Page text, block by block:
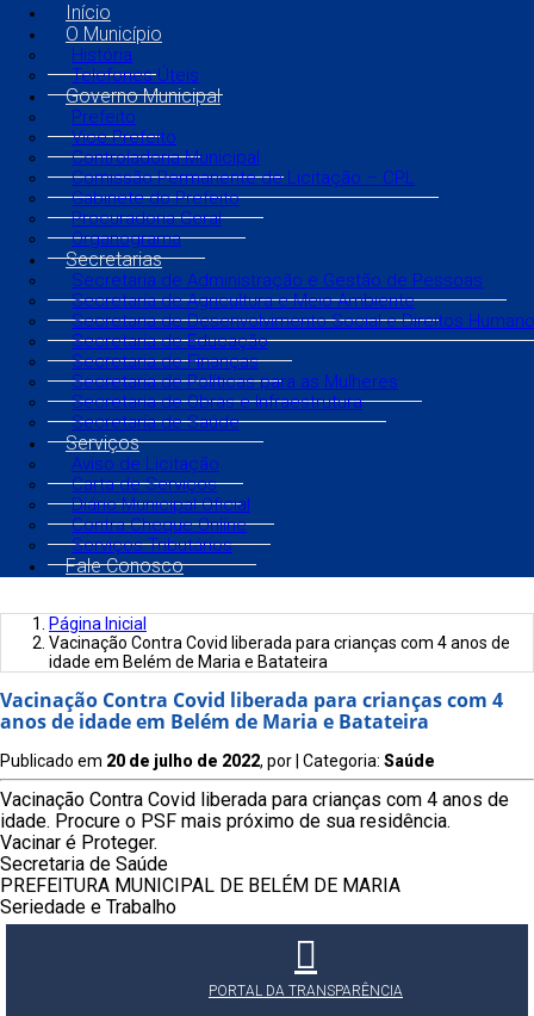
Início
O Município
História
Telefones Úteis
Governo Municipal
Prefeito
Vice Prefeito
Controladoria Municipal
Comissão Permanente de Licitação – CPL
Gabinete do Prefeito
Procuradoria Geral
Organograma
Secretarias
Secretaria de Administração e Gestão de Pessoas
Secretaria de Agricultura e Meio Ambiente
Secretaria de Desenvolvimento Social e Direitos
Secretaria de Educação
Secretaria de Finanças
Secretaria de Políticas para as Mulheres
Secretaria de Obras e Infraestrutura
Secretaria de Saúde
Serviços
Aviso de Licitação
Carta de Serviços
Diário Municipal Oficial
Contra Cheque Online
Serviços Tributários
Fale Conosco
Página Inicial
Vacinação Contra Covid liberada para crianças com 4 anos de
idade em Belém de Maria e Batateira
Vacinação Contra Covid liberada para crianças com 4
anos de idade em Belém de Maria e Batateira
Publicado em 20 de julho de 2022, por | Categoria: Saúde
Vacinação Contra Covid liberada para crianças com 4 anos de
idade. Procure o PSF mais próximo de sua residência.
Vacinar é Proteger.
Secretaria de Saúde
PREFEITURA MUNICIPAL DE BELÉM DE MARIA
Seriedade e Trabalho
PORTAL DA TRANSPARÊNCIA